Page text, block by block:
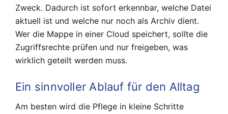
Zweck. Dadurch ist sofort erkennbar, welche Datei
aktuell ist und welche nur noch als Archiv dient.
Wer die Mappe in einer Cloud speichert, sollte die
Zugriffsrechte prüfen und nur freigeben, was
wirklich geteilt werden muss.
Ein sinnvoller Ablauf für den Alltag
Am besten wird die Pflege in kleine Schritte